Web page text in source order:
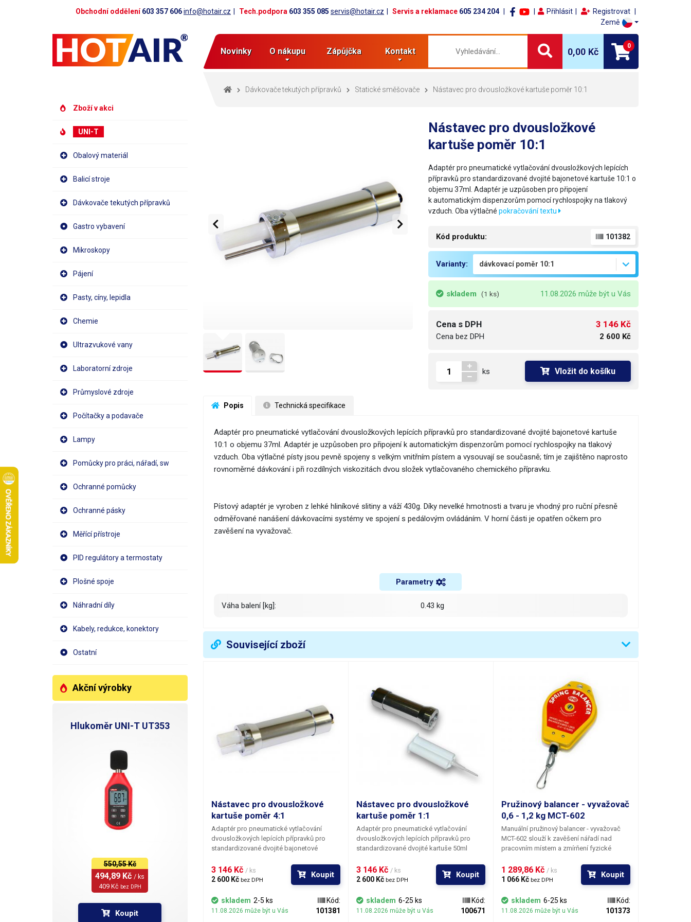
Obchodní oddělení603 357 606info@hotair.cz Tech.podpora 603 355 085 servis@hotair.cz Servis a reklamace 605 234 204 Přihlásit
Registrovat
Země
Novinky O nákupu Zápůjčka Kontakt 0,00 Kč
0
Zboží v akci
UNI-T
Obalový materiál
Balicí stroje
Dávkovače tekutých přípravků
Gastro vybavení
Mikroskopy
Pájení
Pasty, cíny, lepidla
Chemie
Ultrazvukové vany
Laboratorní zdroje
Průmyslové zdroje
Počítačky a podavače
Lampy
Pomůcky pro práci, nářadí, sw
Ochranné pomůcky
Ochranné pásky
Měřící přístroje
PID regulátory a termostaty
Plošné spoje
Náhradní díly
Kabely, redukce, konektory
Ostatní
Akční výrobky
Hlukoměr UNI-T UT353
550,55 Kč
494,89 Kč / ks
409 Kč bez DPH
Koupit
Dávkovače tekutých přípravků Statické směšovače Nástavec pro dvousložkové kartuše poměr 10:1
Nástavec pro dvousložkové
kartuše poměr 10:1
Adaptér pro pneumatické vytlačování dvousložkových lepících
přípravků pro standardizované dvojité bajonetové kartuše 10:1 o
objemu 37ml. Adaptér je uzpůsoben pro připojení
k automatickým dispenzorům pomocí rychlospojky na tlakový
vzduch. Oba výtlačnépokračování textu
Kód produktu: 101382
Varianty:
skladem (1 ks) 11.08.2026 může být u Vás
Cena s DPH
Cena bez DPH
3 146 Kč
2 600 Kč
ks Vložit do košíku
Popis Technická specifikace
Adaptér pro pneumatické vytlačování dvousložkových lepících přípravků pro standardizované dvojité bajonetové kartuše
10:1 o objemu 37ml. Adaptér je uzpůsoben pro připojení k automatickým dispenzorům pomocí rychlospojky na tlakový
vzduch. Oba výtlačné písty jsou pevně spojeny s velkým vnitřním pístem a vysouvají se současně; tím je zajištěno naprosto
rovnoměrné dávkování i při rozdílných viskozitách dvou složek vytlačovaného chemického přípravku.
Pístový adaptér je vyroben z lehké hliníkové slitiny a váží 430g. Díky nevelké hmotnosti a tvaru je vhodný pro ruční přesně
odměřované nanášení dávkovacími systémy ve spojení s pedálovým ovládáním. V horní části je opatřen očkem pro
zavěšení na vyvažovač.
Parametry
Váha balení [kg]: 0.43 kg
Související zboží
Nástavec pro dvousložkové
kartuše poměr 4:1
Adaptér pro pneumatické vytlačování
dvousložkových lepících přípravků pro
standardizované dvojité bajonetové
uzpůsoben pro připojení k automatickým
dispenzorům pomocí rychlospojky na
tlakový vzduch. Oba výtlačné písty jsou
pevně spojeny s velkým vnitřním pístem a
vysouvají se současně; tím je zajištěno
naprosto rovnoměrné dávkování i při
3 146 Kč / ks
2 600 Kč bez DPH
Koupit
skladem 2-5 ks
11.08.2026 může být u Vás
Kód:
101381
Nástavec pro dvousložkové
kartuše poměr 1:1
Adaptér pro pneumatické vytlačování
dvousložkových lepících přípravků pro
standardizované dvojité kartuše 50ml
Adaptér je uzpůsoben pro připojení
k automatickým dispenzorům pomocí
rychlospojky na tlakový vzduch. Oba
výtlačné písty jsou pevně spojeny s velkým
vnitřním pístem a vysouvají se současně;
tím je zajištěno naprosto rovnoměrné
3 146 Kč / ks
2 600 Kč bez DPH
Koupit
skladem 6-25 ks
11.08.2026 může být u Vás
Kód:
100671
Pružinový balancer - vyvažovač
0,6 - 1,2 kg MCT-602
Manuální pružinový balancer - vyvažovač
MCT-602 slouží k zavěšení nářadí nad
pracovním místem a zmírňení fyzické
jinak musel bez použití balanceru vynaložit.
Při použití balanceru má nářadí ve výchozí
nastavené poloze nulovou váhu a není
třeba nic zvedat. Díky závěsnému
balanceru budete mít své nářadí vždy v
optimální výšce a poloze, což výrazně
1 289,86 Kč / ks
1 066 Kč bez DPH
Koupit
skladem 6-25 ks
11.08.2026 může být u Vás
Kód:
101373